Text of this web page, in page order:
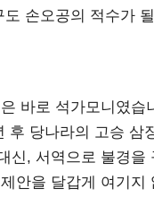
손오공의 적수가
바로 석가모니였
후 당나라의 고승
신, 서역으로 불경
안을 달갑게 여기